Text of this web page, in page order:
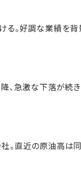
る。好調な業績を
、急激な下落が続
。直近の原油高は